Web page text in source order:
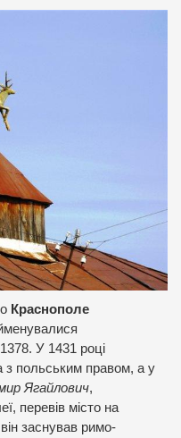
Краснополе
У 1431 році
з польським правом, а у
Ягайлович,
перевів місто на
заснував римо-